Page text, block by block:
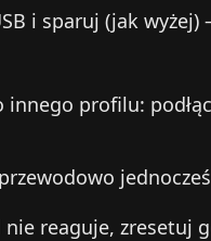
i sparuj (jak
innego profilu:
reaguje, zresetuj